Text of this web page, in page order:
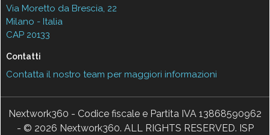
Via Moretto da Brescia, 22
Milano - Italia
CAP 20133
Contatti
Contatta il nostro team per maggiori informazioni
Nextwork360 - Codice fiscale e Partita IVA 13868590962
- © 2026 Nextwork360. ALL RIGHTS RESERVED. ISP